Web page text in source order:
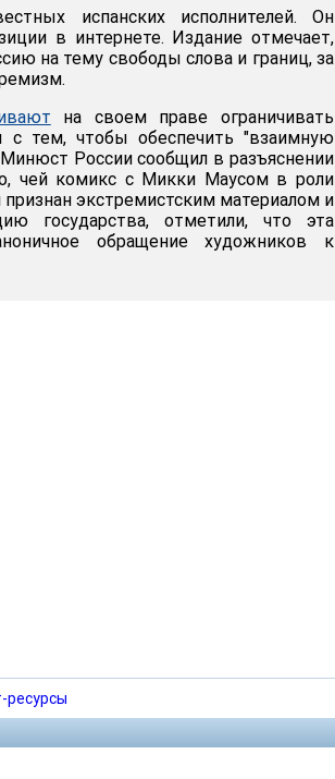
испанских исполнителей. Он
в интернете. Издание отмечает,
на тему свободы слова и границ, за
на своем праве ограничивать
тем, чтобы обеспечить "взаимную
России сообщил в разъяснении
чей комикс с Микки Маусом в роли
экстремистским материалом и
государства, отметили, что эта
обращение художников к
ресурсы